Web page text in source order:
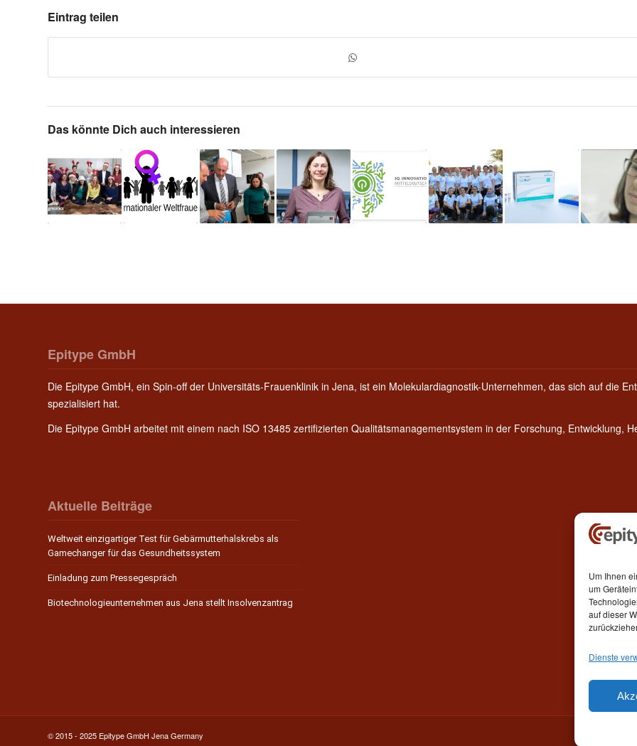
Um Ihnen
um
auf dieser
Dienste
Eintrag teilen
Das könnte Dich auch interessieren
Epitype GmbH
Die Epitype GmbH, ein Spin-off der Universitäts-Frauenklinik in Jena, ist ein Molekulardiagnostik-Unternehmen, das sich auf die
spezialisiert hat.
Die Epitype GmbH arbeitet mit einem nach ISO 13485 zertifizierten Qualitätsmanagementsystem in der Forschung, Entwicklung,
Aktuelle Beiträge
Weltweit einzigartiger Test für Gebärmutterhalskrebs als
Gamechanger für das Gesundheitssystem
Einladung zum Pressegespräch
Biotechnologieunternehmen aus Jena stellt Insolvenzantrag
© 2015 - 2025 Epitype GmbH Jena Germany